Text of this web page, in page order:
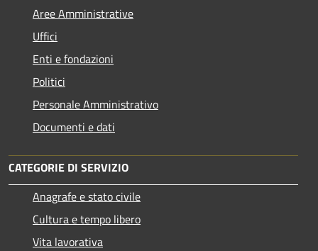
Aree Amministrative
Uffici
Enti e fondazioni
Politici
Personale Amministrativo
Documenti e dati
CATEGORIE DI SERVIZIO
Anagrafe e stato civile
Cultura e tempo libero
Vita lavorativa